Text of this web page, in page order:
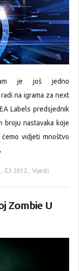
je još jedno
na igrama za next
Labels predsjednik
broju nastavaka koje
vidjeti mnoštvo
, E3 2012 , Vijesti
Zombie U